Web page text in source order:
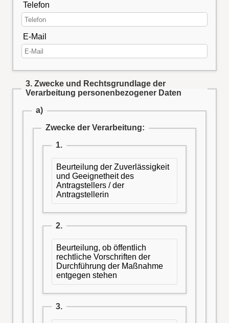
Telefon
E-Mail
3. Zwecke und Rechtsgrundlage der
Verarbeitung personenbezogener Daten
a)
Zwecke der Verarbeitung:
1.
Beurteilung der Zuverlässigkeit
und Geeignetheit des
Antragstellers / der
Antragstellerin
2.
Beurteilung, ob öffentlich
rechtliche Vorschriften der
Durchführung der Maßnahme
entgegen stehen
3.